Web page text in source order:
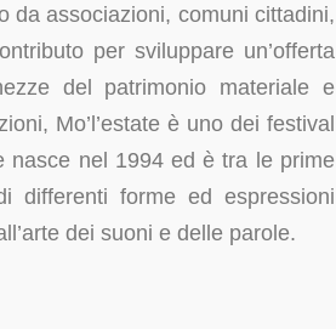
da associazioni, comuni cittadini,
per sviluppare un’offerta
del patrimonio materiale e
Mo’l’estate è uno dei festival
nasce nel 1994 ed è tra le prime
differenti forme ed espressioni
dei suoni e delle parole.